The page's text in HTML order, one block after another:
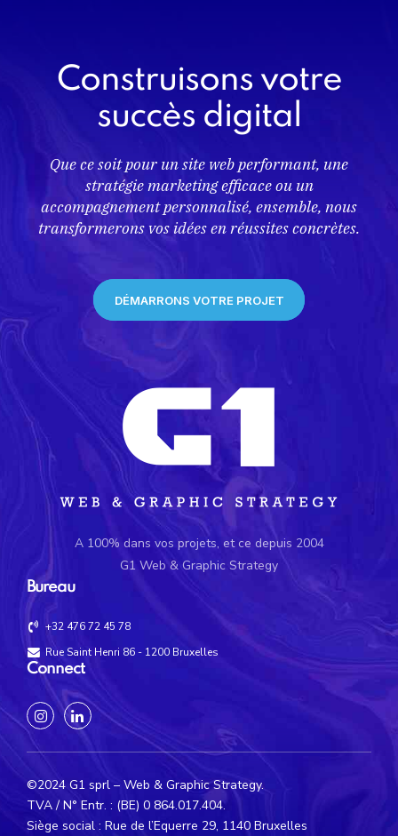
Construisons votre
succès digital
Que ce soit pour un site web performant, une
stratégie marketing efficace ou un
accompagnement personnalisé, ensemble, nous
transformerons vos idées en réussites concrètes.
DÉMARRONS VOTRE PROJET
A 100% dans vos projets, et ce depuis 2004
G1 Web & Graphic Strategy
Bureau
+32 476 72 45 78
Rue Saint Henri 86 - 1200 Bruxelles
Connect
©2024 G1 sprl – Web & Graphic Strategy.
TVA / N° Entr. : (BE) 0 864.017.404.
Siège social : Rue de l’Equerre 29, 1140 Bruxelles